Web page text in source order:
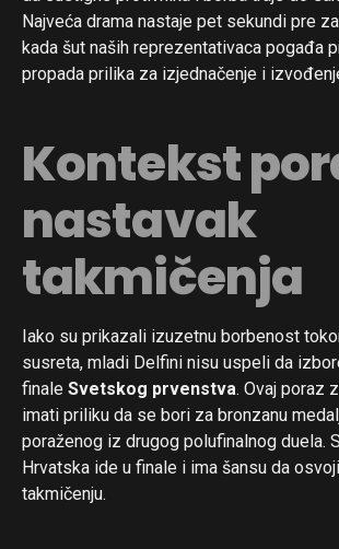
Najveća drama nastaje pet sekundi pre
kada šut naših reprezentativaca pogađa
propada prilika za izjednačenje i
Kontekst
nastavak
takmičenja
Iako su prikazali izuzetnu borbenost
susreta, mladi Delfini nisu uspeli da
finale Svetskog prvenstva. Ovaj poraz
imati priliku da se bori za bronzanu
poraženog iz drugog polufinalnog duela.
Hrvatska ide u finale i ima šansu da
takmičenju.